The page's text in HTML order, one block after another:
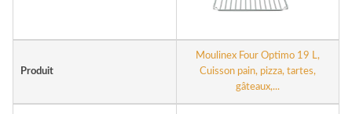
Produit
Moulinex Four Optimo 19 L,
Cuisson pain, pizza, tartes,
gâteaux,...